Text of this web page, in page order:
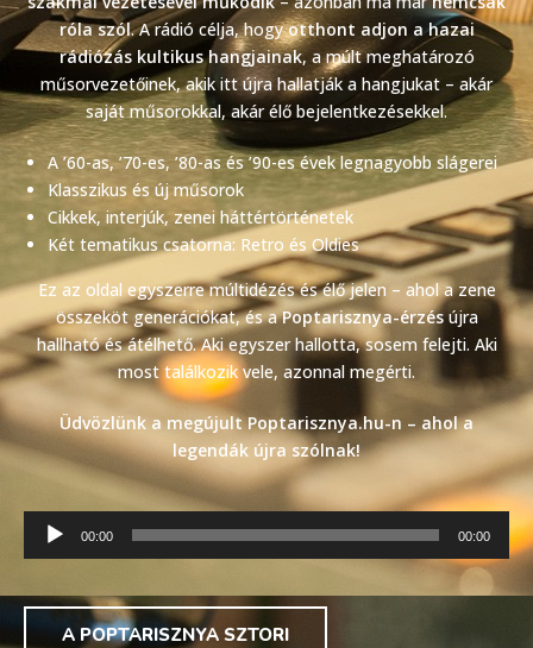
róla szól. A rádió célja, hogyotthont adjon a hazai
rádiózás kultikus hangjainak, a múlt meghatározó
műsorvezetőinek, akik itt újra hallatják a hangjukat – akár
saját műsorokkal, akár élő bejelentkezésekkel.
A ’60-as, ’70-es, ’80-as és ’90-es évek legnagyobb slágerei
Klasszikus és új műsorok
Cikkek, interjúk, zenei háttértörténetek
Két tematikus csatorna: Retro és Oldies
Ez az oldal egyszerre múltidézés és élő jelen – ahol a zene
összeköt generációkat, és aPoptarisznya-érzésújra
hallható és átélhető. Aki egyszer hallotta, sosem felejti. Aki
most találkozik vele, azonnal megérti.
Üdvözlünk a megújult Poptarisznya.hu-n – ahol a
legendák újra szólnak!
Audió
lejátszó
00:00 00:00
A POPTARISZNYA SZTORI